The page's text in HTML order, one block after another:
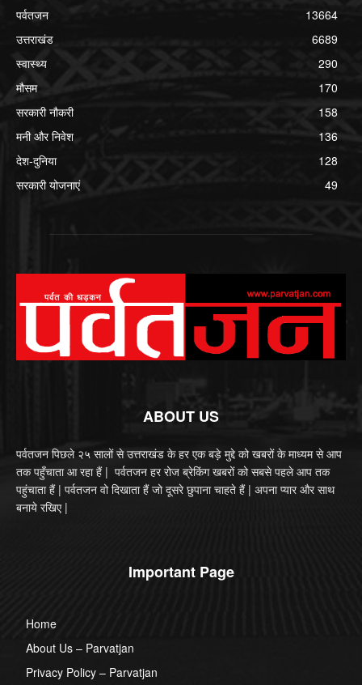
पर्वतजन
13664
उत्तराखंड
6689
स्वास्थ्य
290
मौसम
170
सरकारी नौकरी
158
मनी और निवेश
136
देश-दुनिया
128
सरकारी योजनाएं
49
ABOUT US
पर्वतजन पिछले २५ सालों से उत्तराखंड के हर एक बड़े मुद्दे को खबरों के माध्यम से आप
तक पहुँचाता आ रहा हैं | पर्वतजन हर रोज ब्रेकिंग खबरों को सबसे पहले आप तक
पहुंचाता हैं | पर्वतजन वो दिखाता हैं जो दूसरे छुपाना चाहते हैं | अपना प्यार और साथ
बनाये रखिए |
Important Page
Home
About Us – Parvatjan
Privacy Policy – Parvatjan